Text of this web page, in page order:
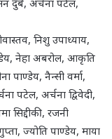
दुबे, अर्चना पटेल,
निशु उपाध्याय,
नेहा अबरोल, आकृति
पाण्डेय, नैन्सी वर्मा,
पटेल, अर्चना द्विवेदी,
सिद्दीकी, रजनी
ज्योति पाण्डेय, माया